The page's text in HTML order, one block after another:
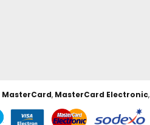
MasterCard, MasterCard Electronic,